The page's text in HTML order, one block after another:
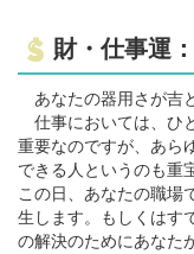
財・仕事運：
あなたの器用さが吉
仕事においては、ひ
重要なのですが、あら
できる人というのも重
この日、あなたの職場
生します。もしくはす
の解決のためにあなた